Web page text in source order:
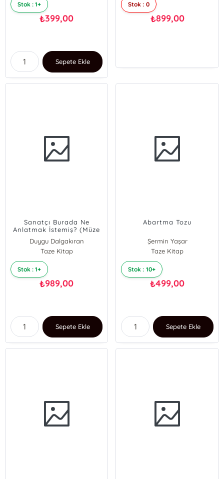
Stok : 1+
₺399,00
Sepete Ekle
Stok : 0
₺899,00
Sanatçı Burada Ne
Anlatmak İstemiş? (Müze
Maketi ve Çıkartma
Hediyeli)
Duygu Dalgakıran
Taze Kitap
Stok : 1+
₺989,00
Sepete Ekle
Abartma Tozu
Şermin Yaşar
Taze Kitap
Stok : 10+
₺499,00
Sepete Ekle